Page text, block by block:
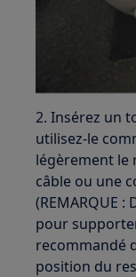
2. Insérez un
utilisez-le
légèrement le
câble ou une
(REMARQUE
pour
recommandé
position du